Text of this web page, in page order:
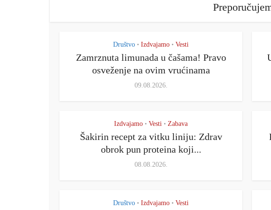
Društvo • Izdvajamo • Vesti
Zamrznuta limunada u čašama! Pravo
osveženje na ovim vrućinama
09.08.2026.
Izdvajamo • Vesti • Zabava
Šakirin recept za vitku liniju: Zdrav
obrok pun proteina koji...
08.08.2026.
Društvo • Izdvajamo • Vesti